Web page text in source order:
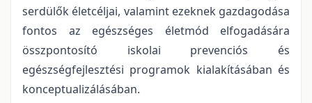
serdülők életcéljai, valamint ezeknek gazdagodása
fontos az egészséges életmód elfogadására
összpontosító iskolai prevenciós és
egészségfejlesztési programok kialakításában és
konceptualizálásában.